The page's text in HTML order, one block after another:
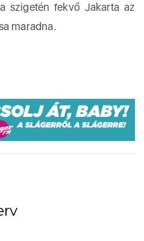
szigetén fekvő Jakarta az
maradna.